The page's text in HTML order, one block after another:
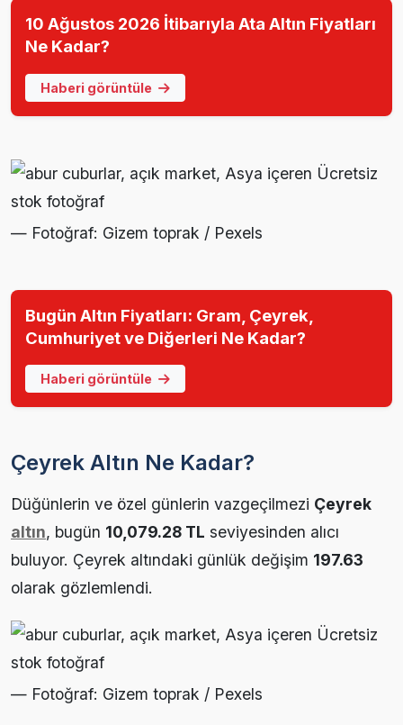
10 Ağustos 2026 İtibarıyla Ata Altın Fiyatları
Ne Kadar?
Haberi görüntüle
— Fotoğraf: Gizem toprak / Pexels
Bugün Altın Fiyatları: Gram, Çeyrek,
Cumhuriyet ve Diğerleri Ne Kadar?
Haberi görüntüle
Çeyrek Altın Ne Kadar?
Düğünlerin ve özel günlerin vazgeçilmezi Çeyrek
altın, bugün 10,079.28 TL seviyesinden alıcı
buluyor. Çeyrek altındaki günlük değişim 197.63
olarak gözlemlendi.
— Fotoğraf: Gizem toprak / Pexels